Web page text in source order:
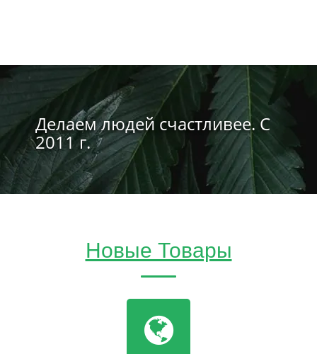
Делаем людей счастливее. С
2011 г.
Новые Товары